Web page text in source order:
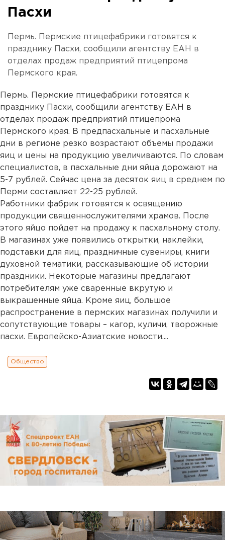
Пасхи
Пермь. Пермские птицефабрики готовятся к
празднику Пасхи, сообщили агентству ЕАН в
отделах продаж предприятий птицепрома
Пермского края.
Пермь. Пермские птицефабрики готовятся к
празднику Пасхи, сообщили агентству ЕАН в
отделах продаж предприятий птицепрома
Пермского края. В предпасхальные и пасхальные
дни в регионе резко возрастают объемы продажи
яиц и цены на продукцию увеличиваются. По словам
специалистов, в пасхальные дни яйца дорожают на
5-7 рублей. Сейчас цена за десяток яиц в среднем по
Перми составляет 22-25 рублей.
Работники фабрик готовятся к освящению
продукции священнослужителями храмов. После
этого яйцо пойдет на продажу к пасхальному столу.
В магазинах уже появились открытки, наклейки,
подставки для яиц, праздничные сувениры, книги
духовной тематики, рассказывающие об истории
праздники. Некоторые магазины предлагают
потребителям уже сваренные вкрутую и
выкрашенные яйца. Кроме яиц, большое
распространение в пермских магазинах получили и
сопутствующие товары – кагор, куличи, творожные
пасхи. Европейско-Азиатские новости....
Общество